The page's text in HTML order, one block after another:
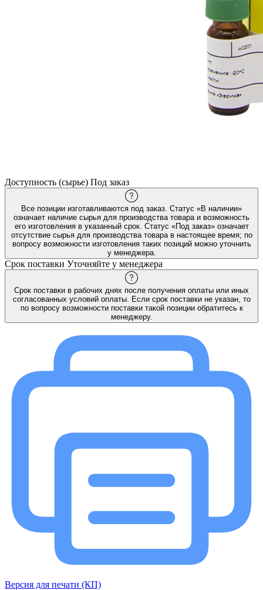
Доступность (сырье) Под заказ
Все позиции изготавливаются под заказ. Статус «В наличии»
означает наличие сырья для производства товара и возможность
его изготовления в указанный срок. Статус «Под заказ» означает
отсутствие сырья для производства товара в настоящее время; по
вопросу возможности изготовления таких позиций можно уточнить
у менеджера.
Срок поставки Уточняйте у менеджера
Срок поставки в рабочих днях после получения оплаты или иных
согласованных условий оплаты. Если срок поставки не указан, то
по вопросу возможности поставки такой позиции обратитесь к
менеджеру.
Версия для печати (КП)